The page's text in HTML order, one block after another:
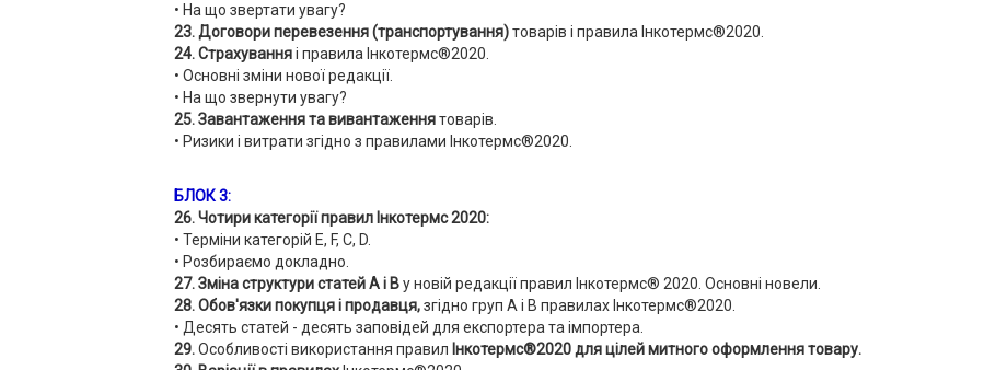
• На що звертати увагу?
23. Договори перевезення (транспортування)товарів і правила Інкотермс®2020.
24. Страхуванняі правила Інкотермс®2020.
• Основні зміни нової редакції.
• На що звернути увагу?
25. Завантаження та вивантаженнятоварів.
• Ризики і витрати згідно з правилами Інкотермс®2020.
БЛОК 3:
26. Чотири категорії правил Інкотермс 2020:
• Терміни категорій E, F, C, D.
• Розбираємо докладно.
27. Зміна структури статей А і Ву новій редакції правил Інкотермс® 2020. Основні новели.
28. Обов'язки покупця і продавця,згідно груп А і В правилах Інкотермс®2020.
• Десять статей - десять заповідей для експортера та імпортера.
29.Особливості використання правил Інкотермс®2020 для цілей митного оформлення товару.